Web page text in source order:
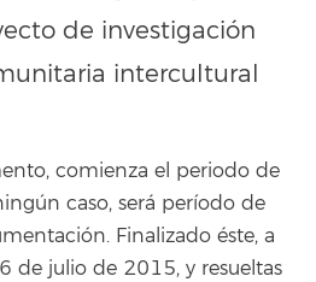
de investigación
intercultural
comienza el periodo de
caso, será período de
Finalizado éste, a
de julio de 2015, y resueltas